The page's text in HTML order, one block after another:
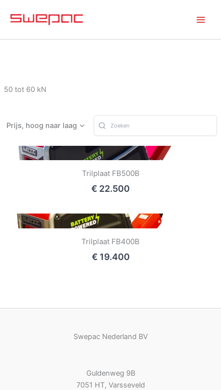
naar
inhoud
50 tot 60 kN
Prijs, hoog naar laag
Trilplaat FB500B
€ 22.500
Trilplaat FB400B
€ 19.400
Swepac Nederland BV
Guldenweg 9B
7051 HT, Varsseveld